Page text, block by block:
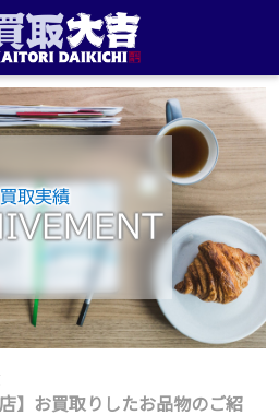
買取実績
】お買取りしたお品物のご紹